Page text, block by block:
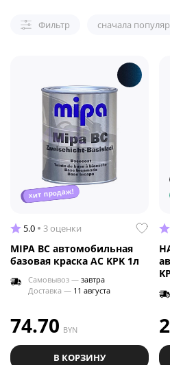
Фильтр сначала
хит продаж!
5.0 3 оценки
MIPA BC автомобильная
базовая краска AC KPK 1л
Самовывоз — завтра
Доставка — 11 августа
74.70 BYN
В КОРЗИНУ